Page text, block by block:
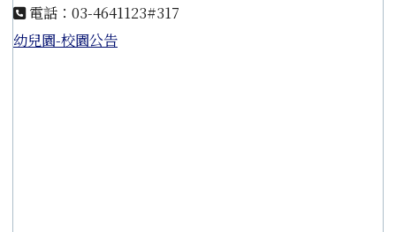
電話：03-4641123#317
幼兒園-校園公告